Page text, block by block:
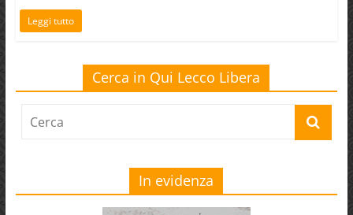
Leggi tutto
Cerca in Qui Lecco Libera
In evidenza